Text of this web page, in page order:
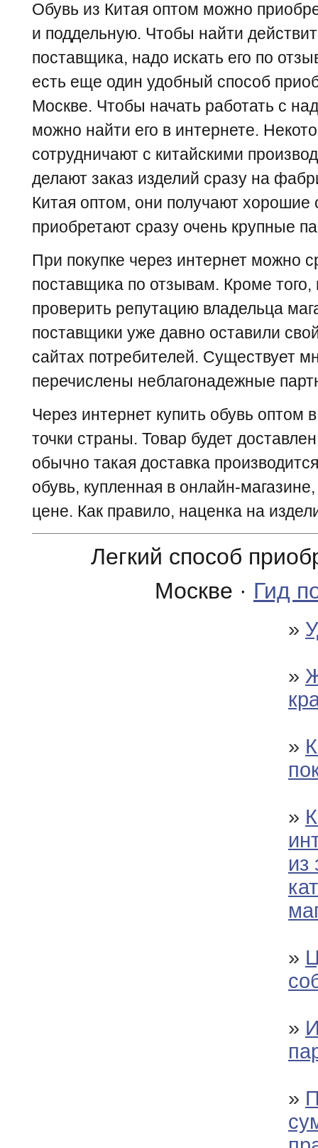
Обувь из Китая оптом можно
и поддельную. Чтобы найти
поставщика, надо искать его по
есть еще один удобный способ
Москве. Чтобы начать работать с
можно найти его в интернете.
сотрудничают с китайскими
делают заказ изделий сразу на
Китая оптом, они получают хорошие
приобретают сразу очень крупные
При покупке через интернет можно
поставщика по отзывам. Кроме того,
проверить репутацию владельца
поставщики уже давно оставили
сайтах потребителей. Существует
перечислены неблагонадежные
Через интернет купить обувь
точки страны. Товар будет
обычно такая доставка
обувь, купленная в онлайн-
цене. Как правило, наценка на
Легкий способ
Москве · Гид
»
»
»
»
из
»
»
»